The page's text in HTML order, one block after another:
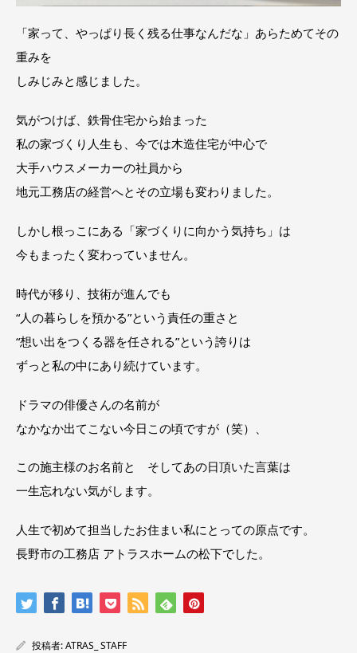
「家って、やっぱり長く残る仕事なんだな」あらためてその
重みを
しみじみと感じました。
気がつけば、鉄骨住宅から始まった
私の家づくり人生も、今では木造住宅が中心で
大手ハウスメーカーの社員から
地元工務店の経営へとその立場も変わりました。
しかし根っこにある「家づくりに向かう気持ち」は
今もまったく変わっていません。
時代が移り、技術が進んでも
“人の暮らしを預かる”という責任の重さと
“想い出をつくる器を任される”という誇りは
ずっと私の中にあり続けています。
ドラマの俳優さんの名前が
なかなか出てこない今日この頃ですが（笑）、
この施主様のお名前と そしてあの日頂いた言葉は
一生忘れない気がします。
人生で初めて担当したお住まい私にとっての原点です。
長野市の工務店 アトラスホームの松下でした。
投稿者:ATRAS_ STAFF